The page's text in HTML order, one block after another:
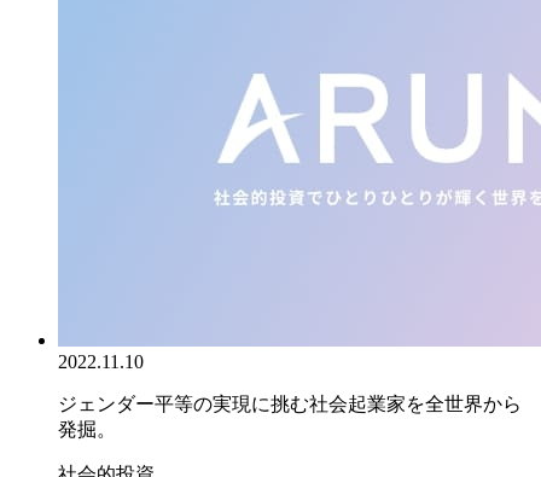
2022.11.10
ジェンダー平等の実現に挑む社会起業家を全世界から
発掘。